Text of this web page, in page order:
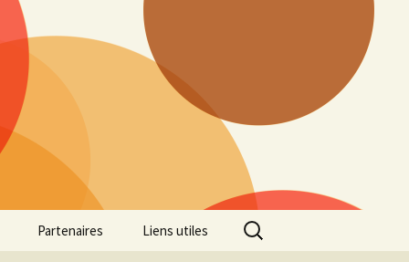
Partenaires Liens utiles Rechercher :